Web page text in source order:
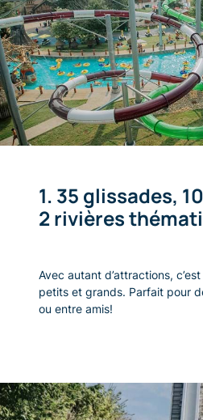
1. 35 glissades, 100 jeux d’eau,
2 rivières
Avec autant d’attractions,
petits et grands. Parfait pour
ou entre amis!